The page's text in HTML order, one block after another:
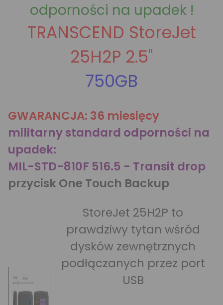
odporności na upadek !
TRANSCEND StoreJet
25H2P 2.5"
750GB
GWARANCJA: 36 miesięcy
militarny standard odporności na
upadek:
MIL-STD-810F 516.5 - Transit drop
przycisk One Touch Backup
StoreJet 25H2P to
prawdziwy tytan wśród
dysków zewnętrznych
podłączanych przez port
USB